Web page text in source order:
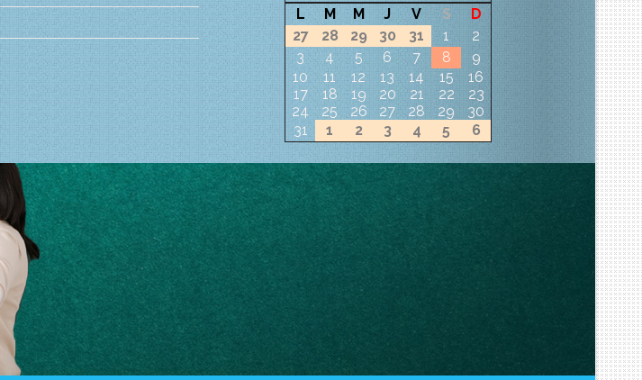
L
M M J V S
D
27
28 29 30 31 1
2
3
4 5 6 7 8
9
10
11 12 13 14 15
16
17
18 19 20 21 22
23
24
25 26 27 28 29
30
31
1 2 3 4 5 6